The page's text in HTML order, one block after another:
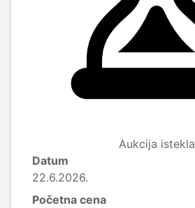
Aukcija istekla
Datum
22.6.2026.
Početna cena